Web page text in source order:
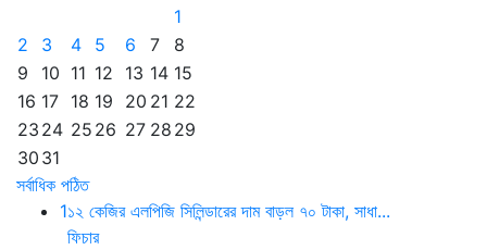
1
2
3 4 5 6 7
8
9
10 11 12 13 14 15
16 17 18 19 20 21 22
23 24 25 26 27 28 29
30 31
সর্বাধিক পঠিত
1১২ কেজির এলপিজি সিলিন্ডারের দাম বাড়ল ৭০ টাকা, সাধা...
ফিচার